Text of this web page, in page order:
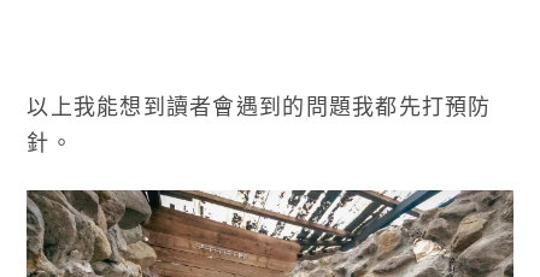
以上我能想到讀者會遇到的問題我都先打預防
針。